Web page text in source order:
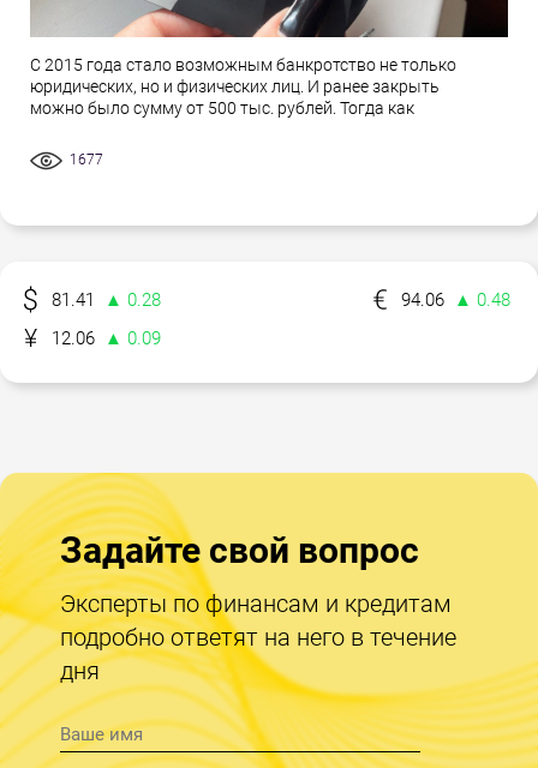
С 2015 года стало возможным банкротство не только
юридических, но и физических лиц. И ранее закрыть
можно было сумму от 500 тыс. рублей. Тогда как
1677
81.41 ▲ 0.28 94.06
▲ 0.48
12.06
▲ 0.09
Задайте свой вопрос
Эксперты по финансам и кредитам
подробно ответят на него в течение
дня